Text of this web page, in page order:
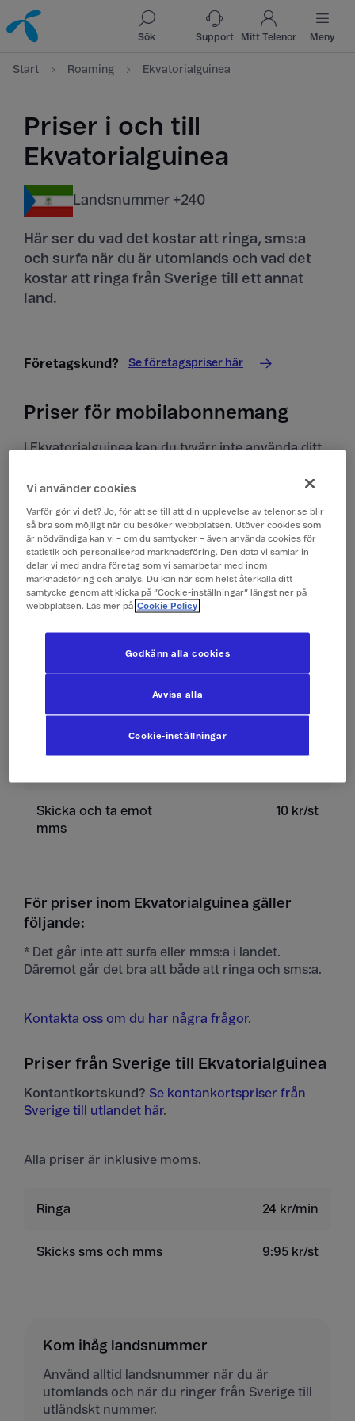
Till innehåll
Till sök
Sök Support Mitt Telenor Meny
Start Roaming Ekvatorialguinea
Priser i och till
Ekvatorialguinea
Landsnummer +240
Här ser du vad det kostar att ringa, sms:a
och surfa när du är utomlands och vad det
kostar att ringa från Sverige till ett annat
land.
Företagskund? Se företagspriser här
Priser för mobilabonnemang
I Ekvatorialguinea kan du tyvärr inte använda ditt
Priser i Ekvatorialguinea
Alla priser är inklusive moms.
Surfa 199 kr/MB*
Skicka och ta emot
mms
10 kr/st
För priser inom Ekvatorialguinea gäller
följande:
* Det går inte att surfa eller mms:a i landet.
Däremot går det bra att både att ringa och sms:a.
Kontakta oss om du har några frågor.
Priser från Sverige till Ekvatorialguinea
Kontantkortskund? Se kontankortspriser från
Sverige till utlandet här.
Alla priser är inklusive moms.
Ringa 24 kr/min
Skicks sms och mms 9:95 kr/st
Kom ihåg landsnummer
Använd alltid landsnummer när du är
utomlands och när du ringer från Sverige till
utländskt nummer.
Vi använder cookies
Varför gör vi det? Jo, för att se till att din upplevelse av telenor.se blir
så bra som möjligt när du besöker webbplatsen. Utöver cookies som
är nödvändiga kan vi – om du samtycker – även använda cookies för
statistik och personaliserad marknadsföring. Den data vi samlar in
delar vi med andra företag som vi samarbetar med inom
marknadsföring och analys. Du kan när som helst återkalla ditt
samtycke genom att klicka på ”Cookie-inställningar” längst ner på
webbplatsen. Läs mer på Cookie Policy
Cookie-inställningar
Avvisa alla
Godkänn alla cookies